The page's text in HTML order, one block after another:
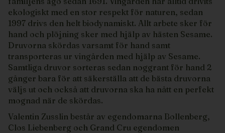
ekologiskt med en stor respekt för naturen, sedan
1997 drivs den helt biodynamiskt. Allt arbete sker för
hand och plöjning sker med hjälp av hästen Sesame.
Druvorna skördas varsamt för hand samt
transporteras ur vingården med hjälp av Sesame.
Samtliga druvor sorteras sedan noggrant för hand 2
gånger bara för att säkerställa att de bästa druvorna
väljs ut och också att druvorna ska ha nått en perfekt
mognad när de skördas.
Valentin Zusslin består av egendomarna Bollenberg,
Clos Liebenberg och Grand Cru egendomen